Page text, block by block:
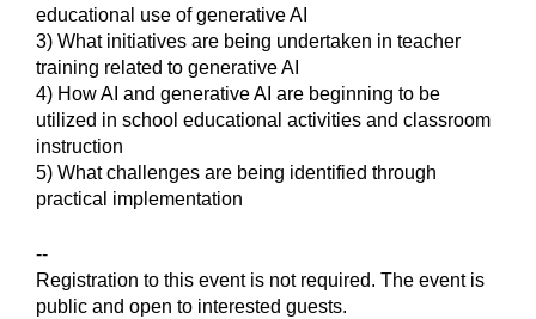
educational use of generative AI
3) What initiatives are being undertaken in teacher
training related to generative AI
4) How AI and generative AI are beginning to be
utilized in school educational activities and classroom
instruction
5) What challenges are being identified through
practical implementation
--
Registration to this event is not required. The event is
public and open to interested guests.